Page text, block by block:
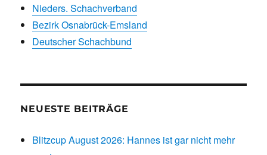
Nieders. Schachverband
Bezirk Osnabrück-Emsland
Deutscher Schachbund
NEUESTE BEITRÄGE
Blitzcup August 2026: Hannes ist gar nicht mehr